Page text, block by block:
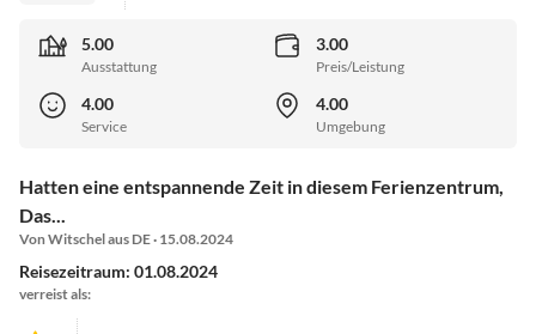
5.00
Ausstattung
3.00
Preis/Leistung
4.00
Service
4.00
Umgebung
Hatten eine entspannende Zeit in diesem Ferienzentrum,
Das...
Von Witschel aus DE · 15.08.2024
Reisezeitraum: 01.08.2024
verreist als: